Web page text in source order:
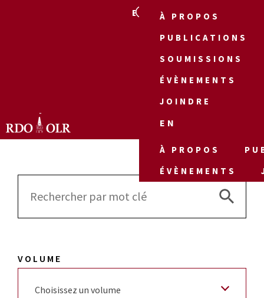
EN
À PROPOS
PUBLICATIONS
SOUMISSIONS
ÉVÈNEMENTS
JOINDRE
EN
À PROPOS
ÉVÈNEMENTS
Search
Search
VOLUME
Choisissez un volume